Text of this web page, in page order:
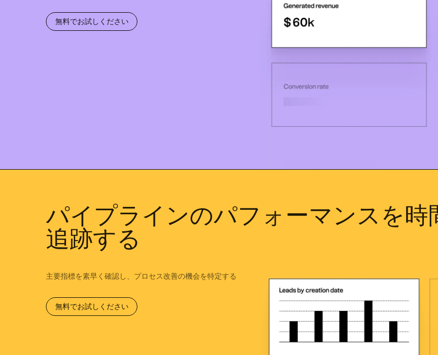
無料でお試しください
パイプラインのパフォーマンスを時
追跡する
主要指標を素早く確認し、プロセス改善の機会を特定する
無料でお試しください